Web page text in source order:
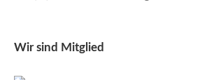
Wir sind Mitglied